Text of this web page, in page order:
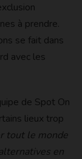
à prendre.
se fait dans
avec les
de Spot On
lieux trop
tout le monde
en